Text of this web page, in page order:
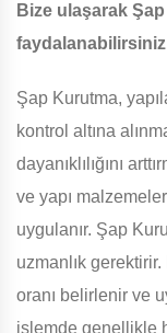
Bize ulaşarak
Şap Kurutma,
kontrol altına
dayanıklılığını
ve yapı
uygulanır. Şap
uzmanlık
oranı belirlenir ve
işlemde genellikle